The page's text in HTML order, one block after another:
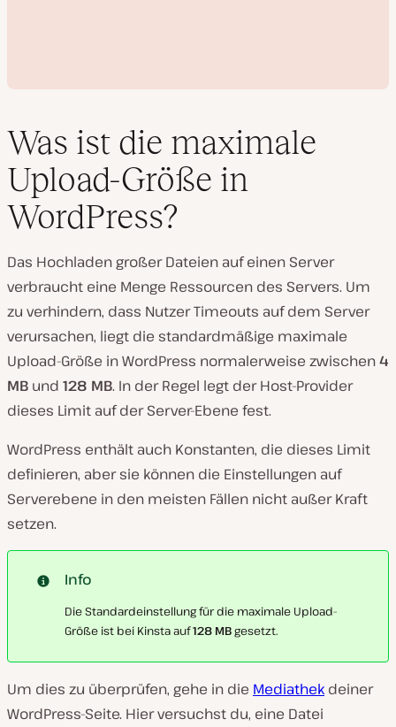
o
a
b
s
p
e
e
Was ist die maximale
Upload-Größe in
WordPress?
Das Hochladen großer Dateien auf einen Server
verbraucht eine Menge Ressourcen des Servers. Um
zu verhindern, dass Nutzer Timeouts auf dem Server
verursachen, liegt die standardmäßige maximale
Upload-Größe in WordPress normalerweise zwischen4
MB und 128 MB. In der Regel legt der Host-Provider
dieses Limit auf der Server-Ebene fest.
WordPress enthält auch Konstanten, die dieses Limit
definieren, aber sie können die Einstellungen auf
Serverebene in den meisten Fällen nicht außer Kraft
setzen.
Info
Die Standardeinstellung für die maximale Upload-
Größe ist bei Kinsta auf128 MBgesetzt.
Um dies zu überprüfen, gehe in die Mediathek deiner
WordPress-Seite. Hier versuchst du, eine Datei